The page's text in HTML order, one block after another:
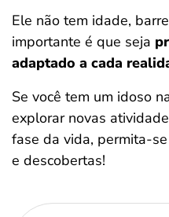
Ele não tem idade,
importante é que seja
adaptado a cada
Se você tem um idoso
explorar novas
fase da vida, permita-
e descobertas!